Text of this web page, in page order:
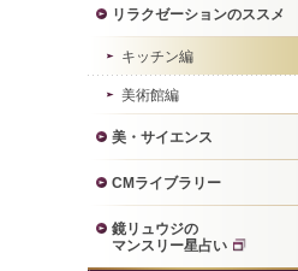
リラクゼーションのススメ
キッチン編
美術館編
美・サイエンス
CMライブラリー
鏡リュウジの
マンスリー星占い